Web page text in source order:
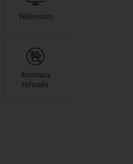
Télévision
Animaux
refusés